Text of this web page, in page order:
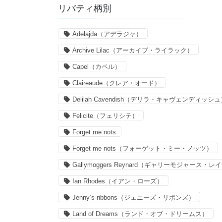
リバティ柄別
Adelajda（アデラジャ）
Archive Lilac（アーカイブ・ライラック）
Capel（カペル）
Claireaude（クレア・オード）
Delilah Cavendish（デリラ・キャヴェンディッシュ
Felicite（フェリシテ）
Forget me nots
Forget me nots（フォーゲット・ミー・ノッツ）
Gallymoggers Reynard（ギャリーモジャース・レイ
Ian Rhodes（イアン・ローズ）
Jenny’s ribbons（ジェニーズ・リボンズ）
Land of Dreams（ランド・オブ・ドリームス）